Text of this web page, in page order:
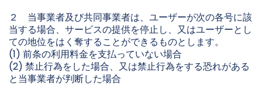
２ 当事業者及び共同事業者は、ユーザーが次の各号に該
当する場合、サービスの提供を停止し、又はユーザーとし
ての地位をはく奪することができるものとします。
(1) 前条の利用料金を支払っていない場合
(2) 禁止行為をした場合、又は禁止行為をする恐れがある
と当事業者が判断した場合